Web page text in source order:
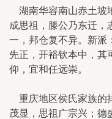
湖南华容南山赤土坡
成思祖，滕公乃东迁，
一，邦仓复不异。新派
先正，开裕钦本中，其
仰，宜和任远崇。
重庆地区侯氏家族的
茂显，思祖广宗兴；德